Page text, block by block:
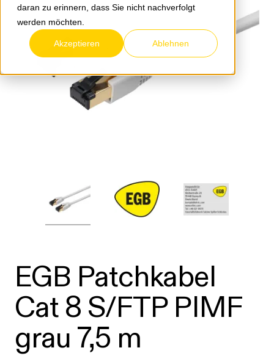
daran zu erinnern, dass Sie nicht nachverfolgt
werden möchten.
Akzeptieren Ablehnen
EGB Patchkabel
Cat 8 S/FTP PIMF
grau 7,5 m